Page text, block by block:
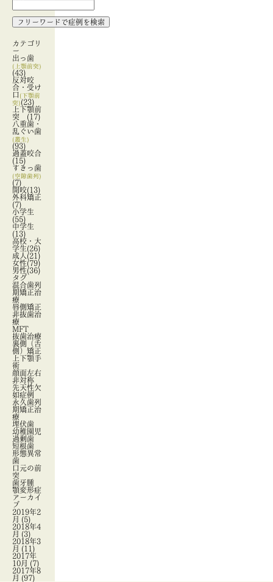
カテゴリ
ー
出っ歯
(上顎前突)
(43)
反対咬
合・受け
口 (下顎前
突)(23)
上下顎前
突 (17)
八重歯・
乱ぐい歯
(叢生)
(93)
過蓋咬合
(15)
すきっ歯
(空隙歯列)
(7)
開咬(13)
外科矯正
(7)
小学生
(55)
中学生
(13)
高校・大
学生(26)
成人 (21)
女性(79)
男性(36)
タグ
混合歯列
期矯正治
療
唇側矯正
非抜歯治
療
MFT
抜歯治療
裏側（舌
側）矯正
上下顎手
術
顔面左右
非対称
先天性欠
如症例
永久歯列
期矯正治
療
埋伏歯
幼稚園児
過剰歯
短根歯
形態異常
歯
口元の前
突
歯牙腫
顎変形症
アーカイ
ブ
2019年2
月 (5)
2018年4
月 (3)
2018年3
月 (11)
2017年
10月 (7)
2017年8
月 (97)